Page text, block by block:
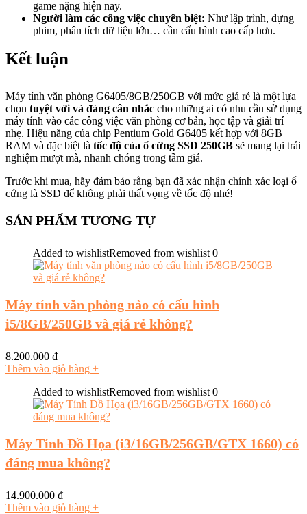
game nặng hiện nay.
Người làm các công việc chuyên biệt: Như lập trình, dựng
phim, phân tích dữ liệu lớn… cần cấu hình cao cấp hơn.
Kết luận
Máy tính văn phòng G6405/8GB/250GB với mức giá rẻ là một lựa
chọn tuyệt vời và đáng cân nhắc cho những ai có nhu cầu sử dụng
máy tính vào các công việc văn phòng cơ bản, học tập và giải trí
nhẹ. Hiệu năng của chip Pentium Gold G6405 kết hợp với 8GB
RAM và đặc biệt là tốc độ của ổ cứng SSD 250GB sẽ mang lại trải
nghiệm mượt mà, nhanh chóng trong tầm giá.
Trước khi mua, hãy đảm bảo rằng bạn đã xác nhận chính xác loại ổ
cứng là SSD để không phải thất vọng về tốc độ nhé!
SẢN PHẨM TƯƠNG TỰ
Added to wishlistRemoved from wishlist 0
Máy tính văn phòng nào có cấu hình
i5/8GB/250GB và giá rẻ không?
8.200.000 ₫
Thêm vào giỏ hàng +
Added to wishlistRemoved from wishlist 0
Máy Tính Đồ Họa (i3/16GB/256GB/GTX 1660) có
đáng mua không?
14.900.000 ₫
Thêm vào giỏ hàng +